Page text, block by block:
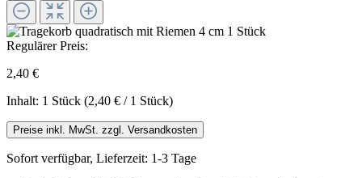
Regulärer Preis:
2,40 €
Inhalt: 1 Stück (2,40 € / 1 Stück)
Preise inkl. MwSt. zzgl. Versandkosten
Sofort verfügbar, Lieferzeit: 1-3 Tage